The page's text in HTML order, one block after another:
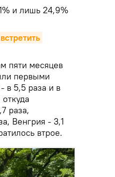
и лишь 24,9%
пяти месяцев
первыми
в 5,5 раза и в
раза,
Венгрия - 3,1
втрое.